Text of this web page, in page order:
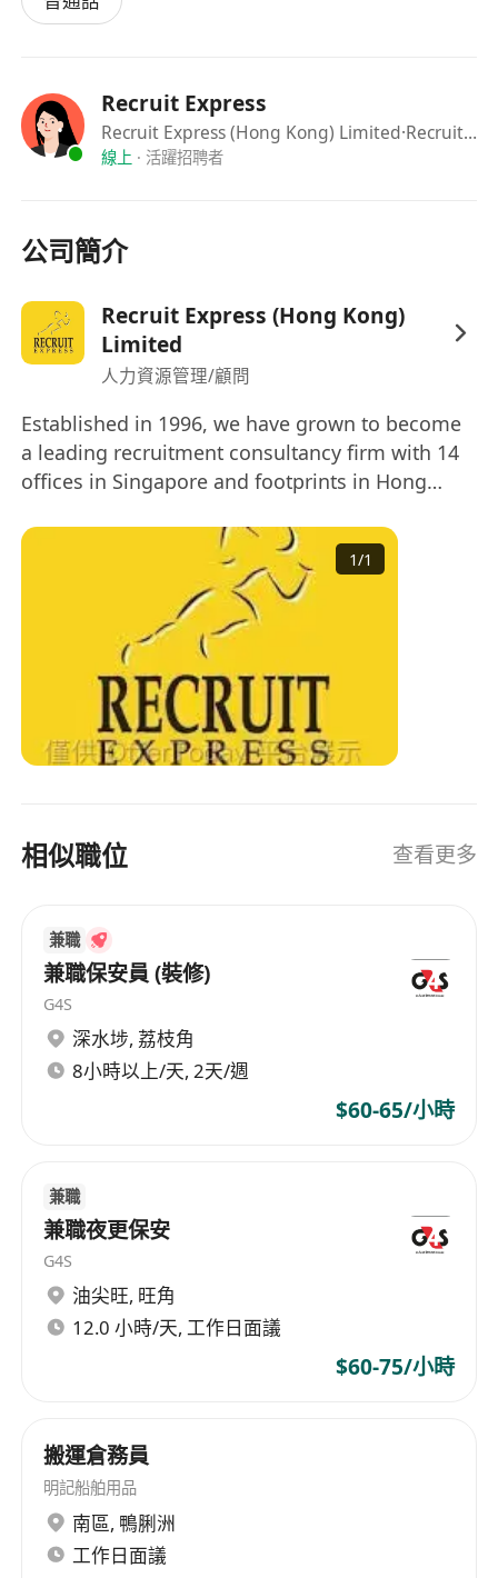
場跑道區域
每月薪金港幣15,000元，全年12個月糧，另有加
班津貼（OT Pay）
提供機場禁區工作所需之「禁區紙」申請支援
彈性
公司提供特別員工車輛接駁服務，方便往返東
湧/屯門友愛至機場維修區
Recruit Express
Recruit Express (Hong Kong) Limited·Recruit Express
線上 · 活躍招聘者
公司簡介
Recruit Express (Hong Kong)
Limited
人力資源管理/顧問
Established in 1996, we have grown to become
a leading recruitment consultancy firm with 14
offices in Singapore and footprints in Hong
significant year for us as we get listed on the
Singapore Stock Exchange.
1/1
相似職位 查看更多
兼職
兼職保安員 (裝修)
G4S
深水埗, 荔枝角
8小時以上/天, 2天/週
$60-65/小時
兼職
兼職夜更保安
G4S
油尖旺, 旺角
12.0 小時/天, 工作日面議
$60-75/小時
搬運倉務員
明記船舶用品
南區, 鴨脷洲
工作日面議